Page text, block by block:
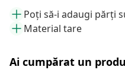
Poți să-i adaugi părți
Material tare
Ai cumpărat un